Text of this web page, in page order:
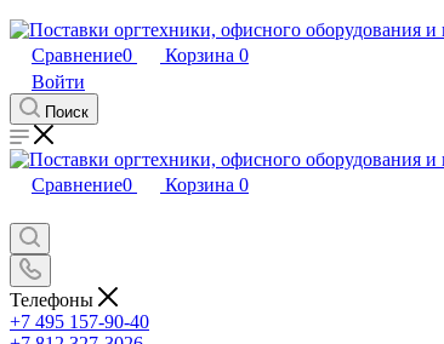
Сравнение0 Корзина 0
Войти
Поиск
Сравнение0 Корзина 0
Телефоны
+7 495 157-90-40